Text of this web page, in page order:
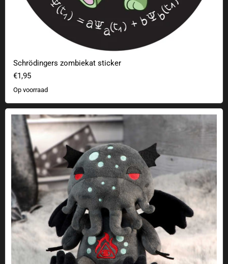
Schrödingers zombiekat sticker
€1,95
Op voorraad
Cthulhu knuffel